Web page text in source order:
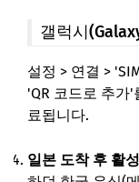
갤럭시
설정 > 연결 >
'QR 코드로 추가
료됩니다.
일본 도착 후 활